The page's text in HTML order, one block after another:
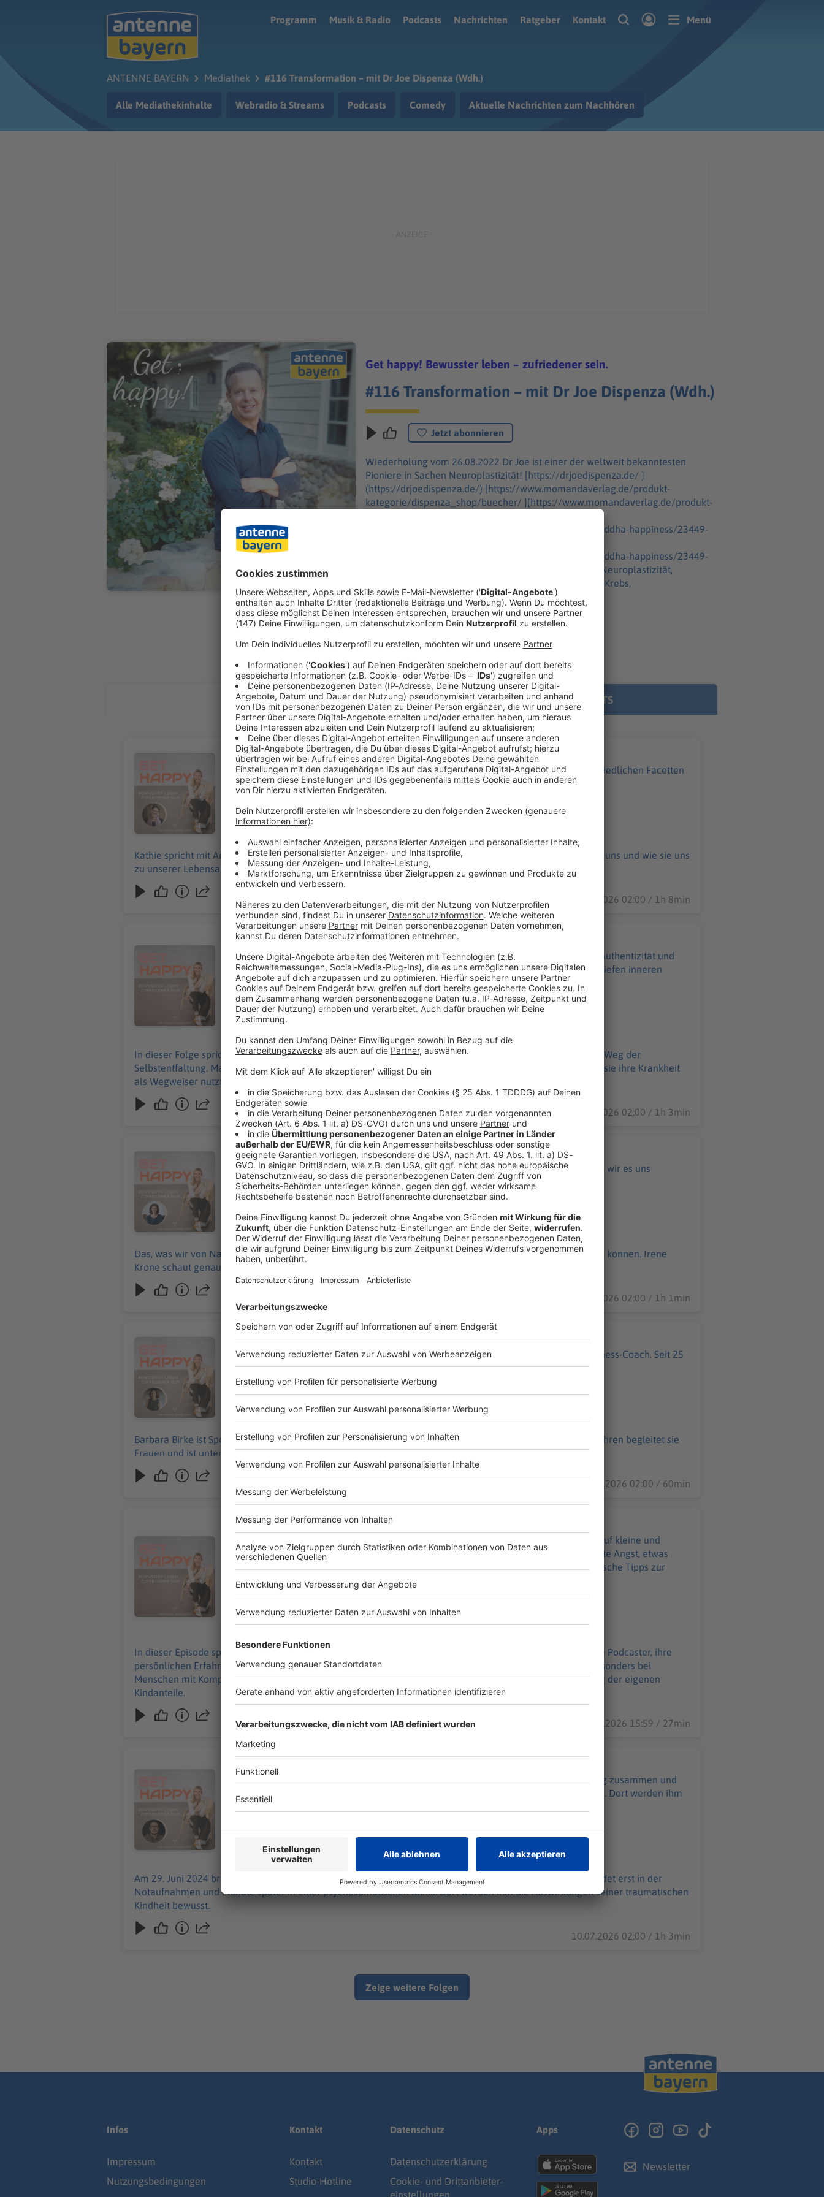
Programm
Musik & Radio Podcasts Nachrichten Ratgeber Kontakt Menü
ANTENNE BAYERN Mediathek #116 Transformation – mit Dr Joe Dispenza (Wdh.)
Alle Mediathekinhalte Webradio & Streams Podcasts Comedy Aktuelle Nachrichten zum Nachhören
Get happy! Bewusster leben – zufriedener sein.
#116 Transformation – mit Dr Joe Dispenza (Wdh.)
Jetzt abonnieren
Wiederholung vom 26.08.2022 Dr Joe ist einer der weltweit bekanntesten
Pioniere in Sachen Neuroplastizität! [https://drjoedispenza.de/ ]
(https://drjoedispenza.de/) [https://www.momandaverlag.de/produkt-
kategorie/dispenza_shop/buecher/ ](https://www.momandaverlag.de/produkt-
[https://www.antenne.de/mediathek/serien/bayern-buddha-happiness/23449-
(https://www.antenne.de/mediathek/serien/bayern-buddha-happiness/23449-
Meditation, Trauma, DNA, Genetik, Neurowissenschaft, Krebs,
Autoimmunerkrankungen, Transformation
Inhalt teilen:
ALLE FOLGEN ANDERE PODCASTS
Audiotitel - #291 Finde deine Lebensaufgabe: Anne Fierhauser
#291 Finde deine Lebensaufgabe: Anne Fierhauser
Kathie spricht mit Anne Fierhauser über Facereading, Authentizität, die vielen unterschiedlichen Facetten
in uns und wie sie uns zu unserer Lebensaufgabe führen können.
Kathie spricht mit Anne Fierhauser über Facereading, Authentizität, die vielen unterschiedlichen Facetten in uns und wie sie uns
zu unserer Lebensaufgabe führen können.
07.08.2026 02:00 / 1h 8min
Audiotitel - #290 Lebe radikal intuitiv: Marion Fink
#290 Lebe radikal intuitiv: Marion Fink
In dieser Folge spricht Kathie mit Marion Fink über die Kraft der Intuition, den Mut zur Authentizität und
den Weg der Selbstentfaltung. Marion teilt ihre persönliche Reise von der Malerei zur tiefen inneren
Verbindung und wie sie ihre Krankheit als Wegweiser nutzt.
In dieser Folge spricht Kathie mit Marion Fink über die Kraft der Intuition, den Mut zur Authentizität und den Weg der
Selbstentfaltung. Marion teilt ihre persönliche Reise von der Malerei zur tiefen inneren Verbindung und wie sie ihre Krankheit
als Wegweiser nutzt.
31.07.2026 02:00 / 1h 3min
Audiotitel - #289 Wie du deinen eigenen Stil findest: Irene Krone
#289 Wie du deinen eigenen Stil findest: Irene Krone
Das, was wir von Natur aus mitbringen, erzählt viel mehr über uns und unseren Stil, als wir es uns
vorstellen können. Irene Krone schaut genau hin.
24.07.2026 02:00 / 1h 1min
Das, was wir von Natur aus mitbringen, erzählt viel mehr über uns und unseren Stil, als wir es uns vorstellen können. Irene
Krone schaut genau hin.
24.07.2026 02:00 / 1h 1min
Audiotitel - #288 Warum unsere Muskeln magisch sind: Barbara Birke
#288 Warum unsere Muskeln magisch sind: Barbara Birke
Barbara Birke ist Sportwissenschaftlerin, ganzheitlicher Ernährungscoach und Mindfulness-Coach. Seit 25
Jahren begleitet sie Frauen und ist unter anderem als Beraterin für adidas tätig.
17.07.2026 02:00 / 60min
Barbara Birke ist Sportwissenschaftlerin, ganzheitlicher Ernährungscoach und Mindfulness-Coach. Seit 25 Jahren begleitet sie
Frauen und ist unter anderem als Beraterin für adidas tätig.
17.07.2026 02:00 / 60min
Audiotitel - #287 Was habe ich nur falsch gemacht? (Solofolge)
#287 Was habe ich nur falsch gemacht? (Solofolge)
In dieser Episode spricht Kathie über die Auswirkungen der Algorithmus-Änderungen auf kleine und
mittlere Podcaster, ihre persönlichen Erfahrungen mit Verlusten und die tief verwurzelte Angst, etwas
falsch gemacht zu haben, besonders bei Menschen mit Komplextrauma. Sie teilt praktische Tipps zur
Selbstregulation und zur liebevollen Begleitung der eigenen Kindanteile.
14.07.2026 15:59 / 27min
In dieser Episode spricht Kathie über die Auswirkungen der Algorithmus-Änderungen auf kleine und mittlere Podcaster, ihre
persönlichen Erfahrungen mit Verlusten und die tief verwurzelte Angst, etwas falsch gemacht zu haben, besonders bei
Menschen mit Komplextrauma. Sie teilt praktische Tipps zur Selbstregulation und zur liebevollen Begleitung der eigenen
Kindanteile.
14.07.2026 15:59 / 27min
Audiotitel - #286 Das Schlimmste war, mir selbst zu begegnen: Christian Behr
#286 Das Schlimmste war, mir selbst zu begegnen: Christian Behr
Am 29. Juni 2024 bricht der bekannte Influencer und Autor vor einem Langstreckenflug zusammen und
landet erst in der Notaufnahmen und Monate später in einer psychosomatischen Klinik. Dort werden ihm
die Auswirkungen seiner traumatischen Kindheit bewusst.
10.07.2026 02:00 / 1h 3min
Am 29. Juni 2024 bricht der bekannte Influencer und Autor vor einem Langstreckenflug zusammen und landet erst in der
Notaufnahmen und Monate später in einer psychosomatischen Klinik. Dort werden ihm die Auswirkungen seiner traumatischen
Kindheit bewusst.
10.07.2026 02:00 / 1h 3min
Zeige weitere Folgen
Infos
Impressum
Nutzungsbedingungen
Kontakt
Kontakt
Studio-Hotline
Datenschutz
Datenschutz­erklärung
Cookie- und Drittanbieter-
einstellungen
Apps
Newsletter